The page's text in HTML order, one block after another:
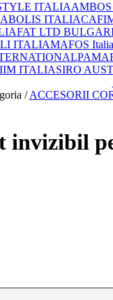
ITALIA
BOLIS ITALIA
FAT LTD
ITALIAMAFOS Italia
ITALIASIRO
/ACCESORII
invizibil